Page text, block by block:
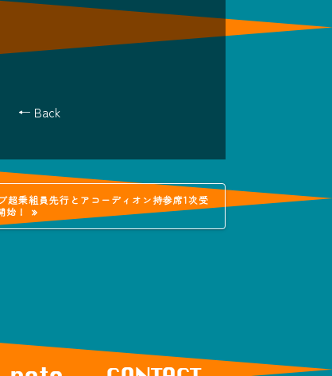
← Back
超乗組員先行とアコーディオン持参席1次受
始！